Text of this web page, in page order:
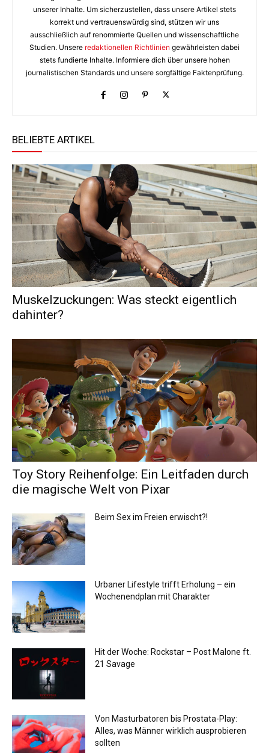
unserer Inhalte. Um sicherzustellen, dass unsere Artikel stets
korrekt und vertrauenswürdig sind, stützen wir uns
ausschließlich auf renommierte Quellen und wissenschaftliche
Studien. Unsere redaktionellen Richtlinien gewährleisten dabei
stets fundierte Inhalte. Informiere dich über unsere hohen
journalistischen Standards und unsere sorgfältige Faktenprüfung.
BELIEBTE ARTIKEL
Muskelzuckungen: Was steckt eigentlich
dahinter?
Toy Story Reihenfolge: Ein Leitfaden durch
die magische Welt von Pixar
Beim Sex im Freien erwischt?!
Urbaner Lifestyle trifft Erholung – ein
Wochenendplan mit Charakter
Hit der Woche: Rockstar – Post Malone ft.
21 Savage
Von Masturbatoren bis Prostata-Play:
Alles, was Männer wirklich ausprobieren
sollten